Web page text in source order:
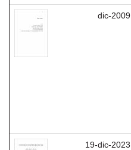
dic-2009
19-dic-2023